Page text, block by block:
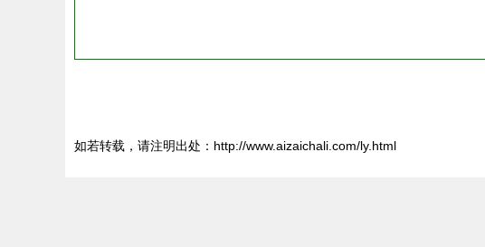
如若转载，请注明出处：http://www.aizaichali.com/ly.html